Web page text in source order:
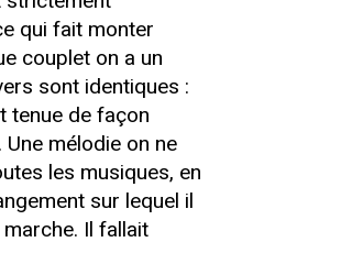
qui fait monter
couplet on a un
sont identiques :
tenue de façon
mélodie on ne
les musiques, en
sur lequel il
Il fallait